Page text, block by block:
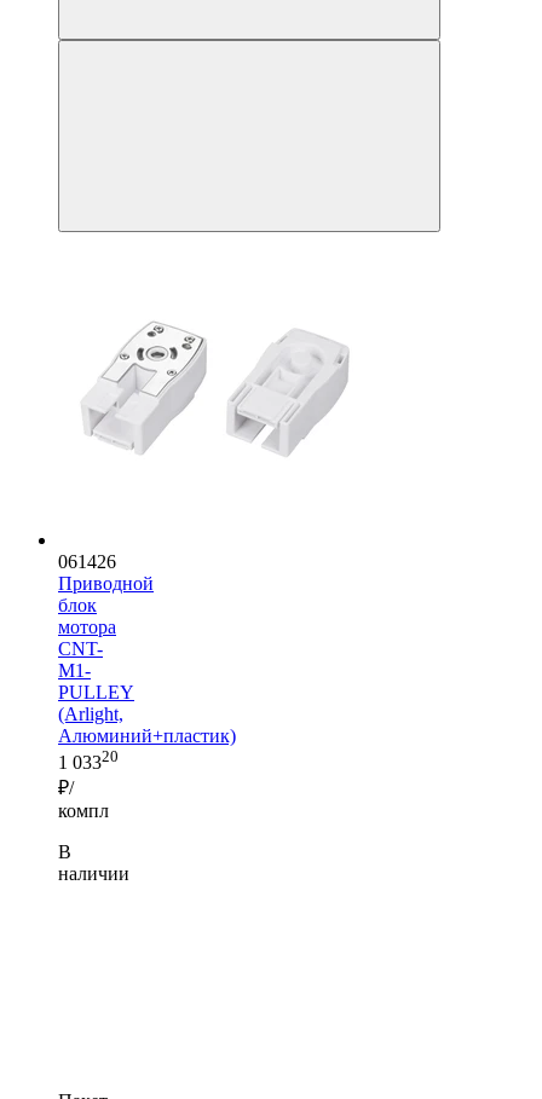
061426
Приводной
блок
мотора
CNT-
M1-
PULLEY
(Arlight,
Алюминий+пластик)
1 03320
₽/
компл
В
наличии